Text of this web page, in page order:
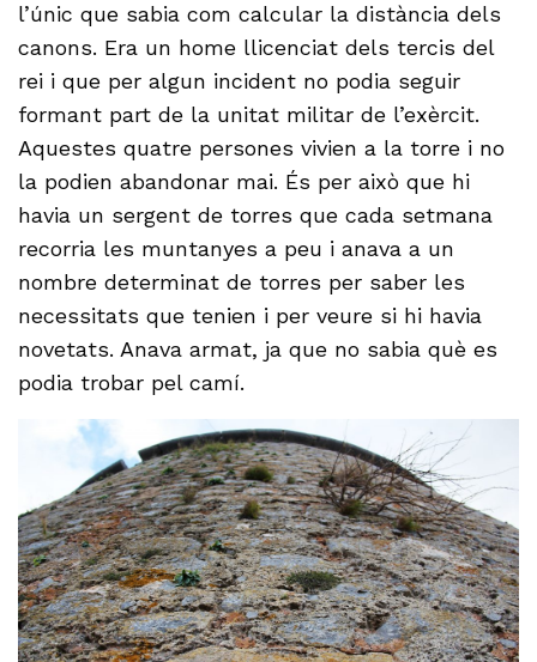
l’únic que sabia com calcular la distància dels
canons. Era un home llicenciat dels tercis del
rei i que per algun incident no podia seguir
formant part de la unitat militar de l’exèrcit.
Aquestes quatre persones vivien a la torre i no
la podien abandonar mai. És per això que hi
havia un sergent de torres que cada setmana
recorria les muntanyes a peu i anava a un
nombre determinat de torres per saber les
necessitats que tenien i per veure si hi havia
novetats. Anava armat, ja que no sabia què es
podia trobar pel camí.